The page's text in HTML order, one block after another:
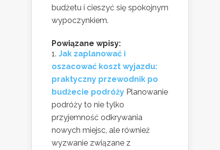
budżetu i cieszyć się spokojnym
wypoczynkiem.
Powiązane wpisy:
Jak zaplanować i
oszacować koszt wyjazdu:
praktyczny przewodnik po
budżecie podróży Planowanie
podróży to nie tylko
przyjemność odkrywania
nowych miejsc, ale również
wyzwanie związane z